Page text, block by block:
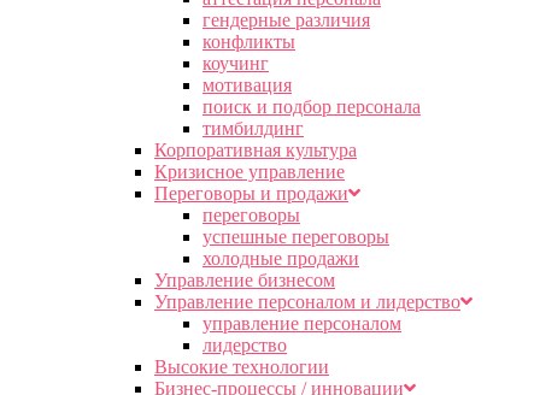
гендерные различия
конфликты
коучинг
мотивация
поиск и подбор персонала
тимбилдинг
Корпоративная культура
Кризисное управление
Переговоры и продажи
переговоры
успешные переговоры
холодные продажи
Управление бизнесом
Управление персоналом и лидерство
управление персоналом
лидерство
Высокие технологии
Бизнес-процессы / инновации